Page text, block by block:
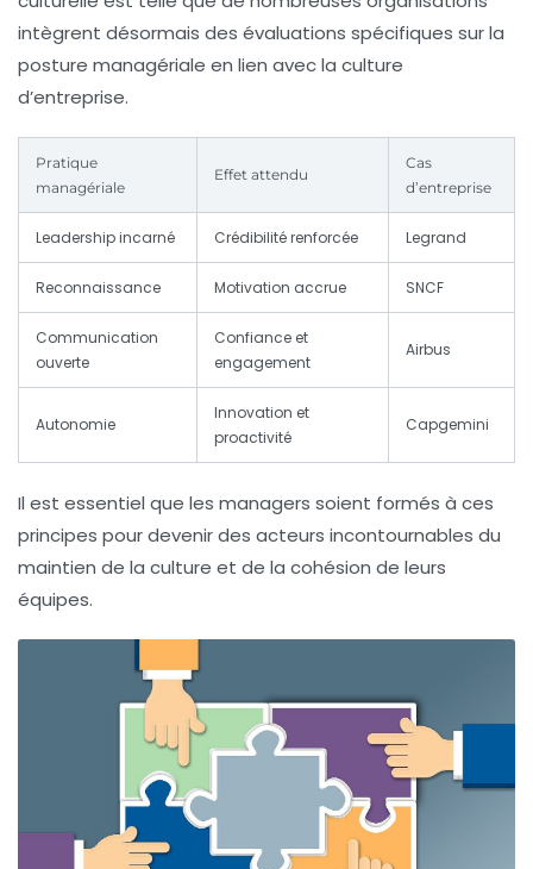
intègrent désormais des évaluations spécifiques sur la
posture managériale en lien avec la culture
d’entreprise.
Pratique
managériale
Effet attendu
Cas
d’entreprise
Leadership incarné Crédibilité renforcée Legrand
Reconnaissance Motivation accrue SNCF
Communication
ouverte
Confiance et
engagement
Airbus
Autonomie
Innovation et
proactivité
Capgemini
Il est essentiel que les managers soient formés à ces
principes pour devenir des acteurs incontournables du
maintien de la culture et de la cohésion de leurs
équipes.